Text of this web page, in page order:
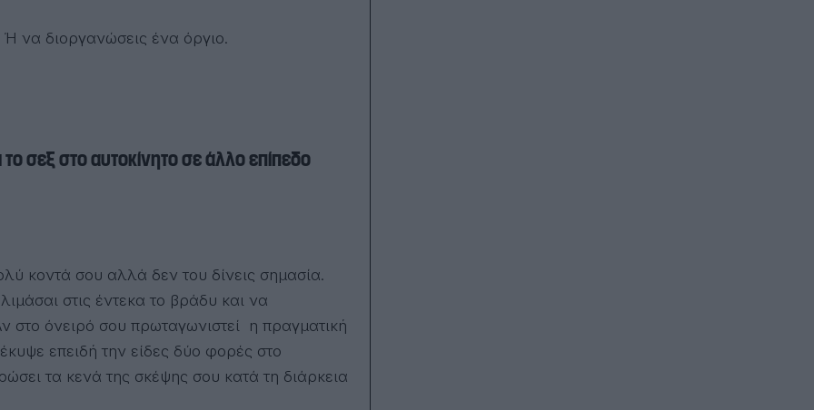
Ή να διοργανώσεις ένα όργιο.
σεξ στο αυτοκίνητο σε άλλο επίπεδο
κοντά σου αλλά δεν του δίνεις σημασία.
στις έντεκα το βράδυ και να
στο όνειρό σου πρωταγωνιστεί η πραγματική
επειδή την είδες δύο φορές στο
τα κενά της σκέψης σου κατά τη διάρκεια